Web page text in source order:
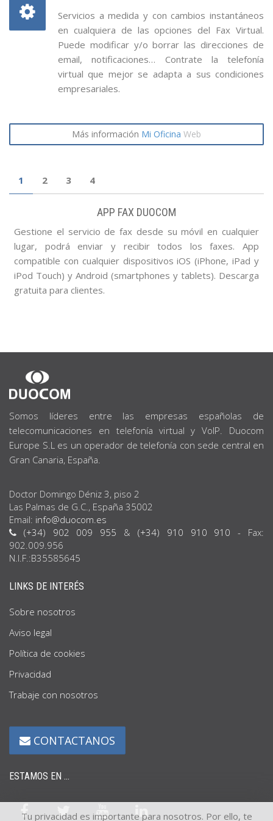
Tu privacidad es importante para nosotros. Por ello, te
Servicios a medida y con cambios instantáneos
en cualquiera de las opciones del Fax Virtual.
Puede modificar y/o borrar las direcciones de
email, notificaciones… Contrate la telefonía
virtual que mejor se adapta a sus condiciones
empresariales.
Más información Mi Oficina Web
del
1 2 3 4
APP FAX DUOCOM
Gestione el servicio de fax desde su móvil en cualquier
lugar, podrá enviar y recibir todos los faxes. App
compatible con cualquier dispositivos iOS (iPhone, iPad y
iPod Touch) y Android (smartphones y tablets). Descarga
gratuita para clientes.
SOBRE
NOSOTROS
Somos líderes entre las empresas españolas de
telecomunicaciones en telefonía virtual y VoIP. Duocom
Europe S.L es un operador de telefonía con sede central en
Gran Canaria, España.
Doctor Domingo Déniz 3, piso 2
Las Palmas de G.C., España 35002
Email: info@duocom.es
(+34) 902 009 955 & (+34) 910 910 910 - Fax:
902.009.956
N.I.F.:B35585645
LINKS DE INTERÉS
Sobre nosotros
Aviso legal
Política de cookies
Privacidad
Trabaje con nosotros
CONTACTANOS
ESTAMOS EN ...